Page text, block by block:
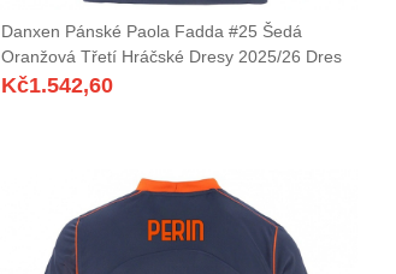
Danxen Pánské Paola Fadda #25 Šedá
Oranžová Třetí Hráčské Dresy 2025/26 Dres
Kč1.542,60